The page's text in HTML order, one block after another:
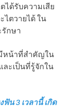
ได้รับความเสีย
ไตวายได้ ใน
กษา
มีหน้าที่สำคัญใน
ละเป็นที่รู้จักใน
น 3 เวลานี้ เกิด